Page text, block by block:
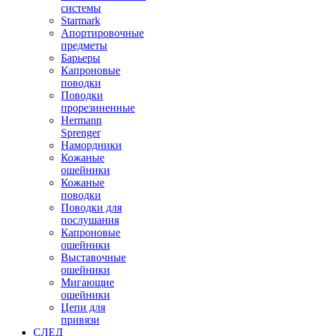
системы
Starmark
Апортировочные
предметы
Барьеры
Капроновые
поводки
Поводки
прорезиненные
Hermann
Sprenger
Намордники
Кожаные
ошейники
Кожаные
поводки
Поводки для
послушания
Капроновые
ошейники
Выставочные
ошейники
Мигающие
ошейники
Цепи для
привязи
СЛЕД